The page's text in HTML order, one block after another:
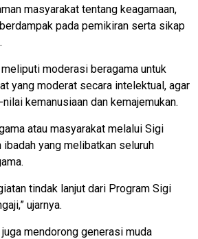
masyarakat tentang keagamaan,
pada pemikiran serta sikap
moderasi beragama untuk
yang moderat secara intelektual, agar
kemanusiaan dan kemajemukan.
atau masyarakat melalui Sigi
yang melibatkan seluruh
tindak lanjut dari Program Sigi
ujarnya.
mendorong generasi muda